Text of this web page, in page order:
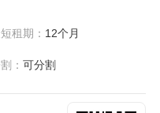
租期： 12个月
：可分割